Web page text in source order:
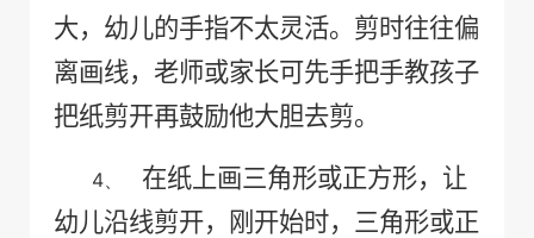
大，幼儿的手指不太灵活。剪时往往偏
离画线，老师或家长可先手把手教孩子
把纸剪开再鼓励他大胆去剪。
4、
在纸上画三角形或正方形，让
幼儿沿线剪开，刚开始时，三角形或正